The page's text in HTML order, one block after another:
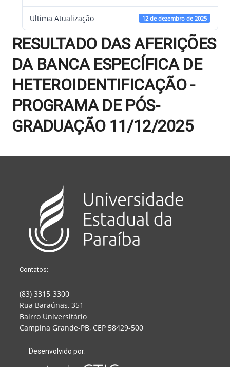
Ultima Atualização 12 de dezembro de 2025
RESULTADO DAS AFERIÇÕES
DA BANCA ESPECÍFICA DE
HETEROIDENTIFICAÇÃO -
PROGRAMA DE PÓS-
GRADUAÇÃO 11/12/2025
Contatos:
(83) 3315-3300
Rua Baraúnas, 351
Bairro Universitário
Campina Grande-PB, CEP 58429-500
Desenvolvido por: